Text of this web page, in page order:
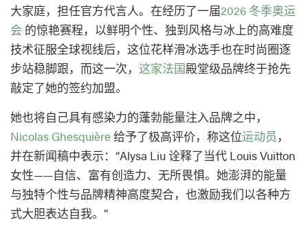
大家庭，担任官方代言人。在经历了一届2026 冬季奥运
会 的惊艳赛程，以鲜明个性、独到风格与冰上的高难度
技术征服全球视线后，这位花样滑冰选手也在时尚圈逐
步站稳脚跟，而这一次， 这家法国殿堂级品牌终于抢先
敲定了她的签约加盟。
她也将自己具有感染力的蓬勃能量注入品牌之中，
Nicolas Ghesquière给予了极高评价，称这位运动员 ，
并在新闻稿中表示：“Alysa Liu 诠释了当代 Louis Vuitton
女性——自信、富有创造力、无所畏惧。她澎湃的能量
与独特个性与品牌精神高度契合，也激励我们以各种方
式大胆表达自我。”